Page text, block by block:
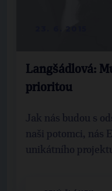
Langšádlová:
prioritou
Jak nás budou s
naši potomci, nás
unikátního